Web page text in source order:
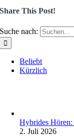
Share This Post!
Suche nach:
Beliebt
Kürzlich
Hybrides
2. Juli 2026